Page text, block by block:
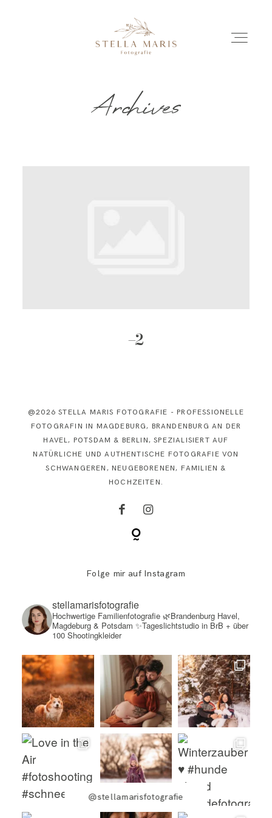
EINBLICKE
Archives
–2
@2026 STELLA MARIS FOTOGRAFIE - PROFESSIONELLE
FOTOGRAFIN IN MAGDEBURG, BRANDENBURG AN DER
HAVEL, POTSDAM & BERLIN, SPEZIALISIERT AUF
NATÜRLICHE UND AUTHENTISCHE FOTOGRAFIE VON
SCHWANGEREN, NEUGEBORENEN, FAMILIEN &
HOCHZEITEN.
Folge mir auf Instagram
@stellamarisfotografie
stellamarisfotografie
Hochwertige Familienfotografie🌿Brandenburg Havel,
Magdeburg & Potsdam ✨Tageslichtstudio in BrB + über
100 Shootingkleider